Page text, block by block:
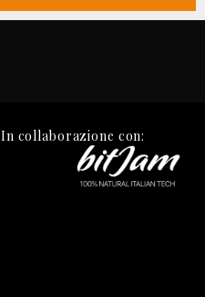
In collaborazione con: